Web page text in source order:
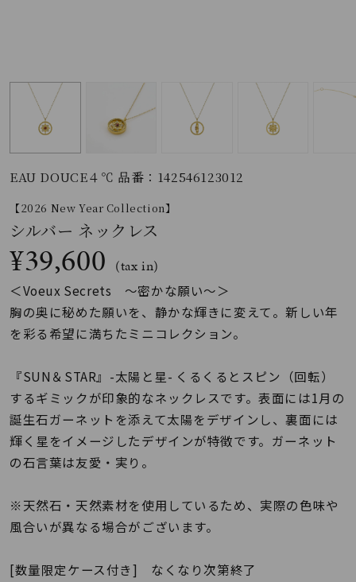
誕生石
モチーフ
石の色
ファッションテイス
ト
着用シーン
レディース
リングサイズ
～
リングサイズ
～
価格 ¥0
EAU DOUCE４℃ 品番：142546123012
【2026 New Year Collection】
シルバー ネックレス
¥39,600 (tax in)
＜Voeux Secrets 〜密かな願い〜＞
胸の奥に秘めた願いを、静かな輝きに変えて。新しい年
を彩る希望に満ちたミニコレクション。
『SUN＆STAR』-太陽と星- くるくるとスピン（回転）
するギミックが印象的なネックレスです。表面には1月の
誕生石ガーネットを添えて太陽をデザインし、裏面には
輝く星をイメージしたデザインが特徴です。ガーネット
の石言葉は友愛・実り。
※天然石・天然素材を使用しているため、実際の色味や
風合いが異なる場合がございます。
[数量限定ケース付き] なくなり次第終了